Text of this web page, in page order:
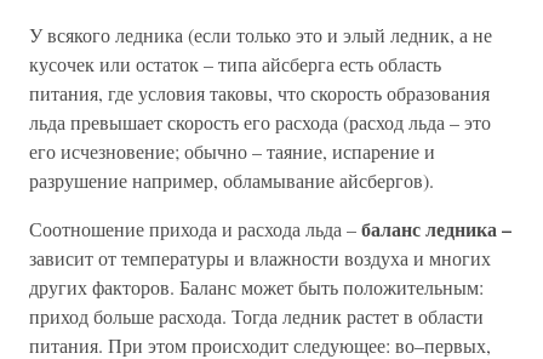
У всякого ледника (если только это и элый ледник, а не
кусочек или остаток – типа айсберга есть область
питания, где условия таковы, что скорость образования
льда превышает скорость его расхода (расход льда – это
его исчезновение; обычно – таяние, испарение и
разрушение например, обламывание айсбергов).
Соотношение прихода и расхода льда –баланс ледника –
зависит от температуры и влажности воздуха и многих
других факторов. Баланс может быть положительным:
приход больше расхода. Тогда ледник растет в области
питания. При этом происходит следующее: во–первых,